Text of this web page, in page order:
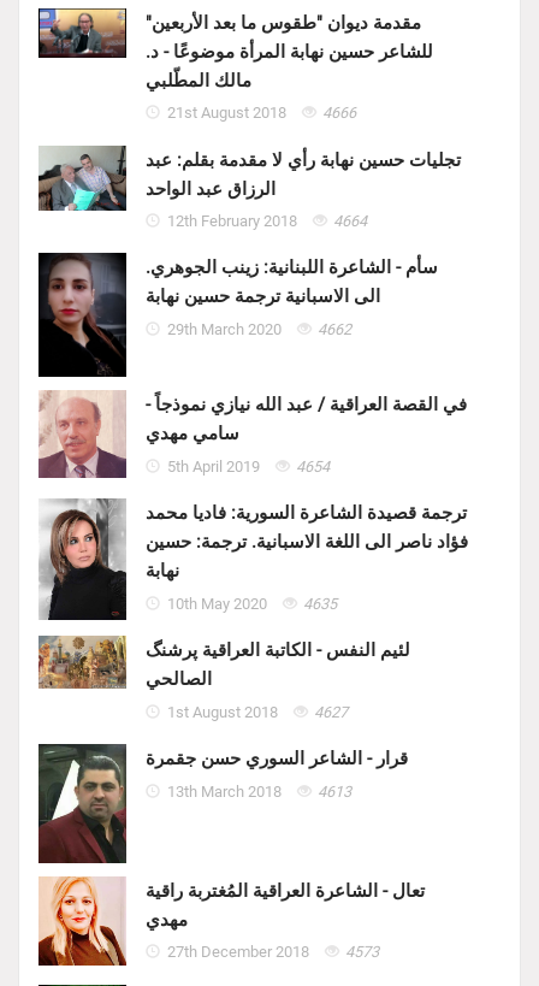
مقدمة ديوان "طقوس ما بعد الأربعين"
للشاعر حسين نهابة المرأة موضوعًا - د.
مالك المطّلبي
21st August 2018 4666
تجليات حسين نهابة رأي لا مقدمة بقلم: عبد
الرزاق عبد الواحد
12th February 2018 4664
سأم - الشاعرة اللبنانية: زينب الجوهري.
الى الاسبانية ترجمة حسين نهابة
29th March 2020 4662
في القصة العراقية / عبد الله نيازي نموذجاً -
سامي مهدي
5th April 2019 4654
ترجمة قصيدة الشاعرة السورية: فاديا محمد
فؤاد ناصر الى اللغة الاسبانية. ترجمة: حسين
نهابة
10th May 2020 4635
لئيم النفس - الكاتبة العراقية پرشنگ
الصالحي
1st August 2018 4627
قرار - الشاعر السوري حسن جقمرة
13th March 2018 4613
تعال - الشاعرة العراقية المُغتربة راقية
مهدي
27th December 2018 4573